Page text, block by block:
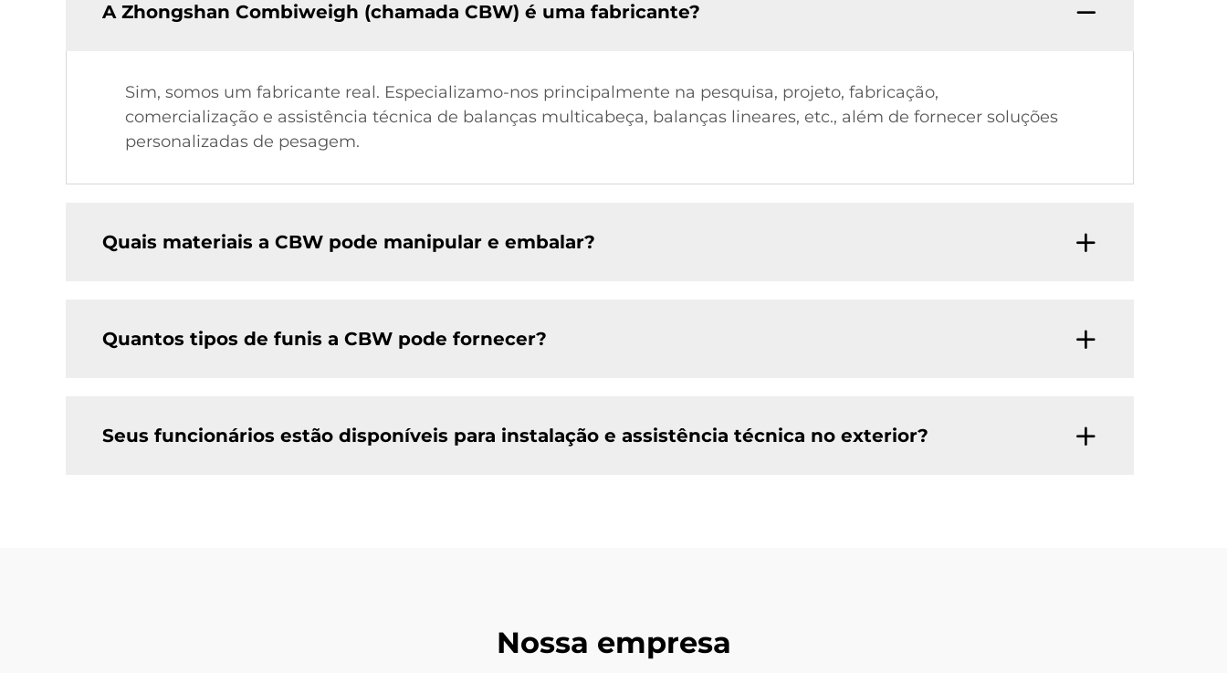
A Zhongshan Combiweigh (chamada CBW) é uma fabricante?
Sim, somos um fabricante real. Especializamo-nos principalmente na pesquisa, projeto, fabricação,
comercialização e assistência técnica de balanças multicabeça, balanças lineares, etc., além de fornecer soluções
personalizadas de pesagem.
Quais materiais a CBW pode manipular e embalar?
Quantos tipos de funis a CBW pode fornecer?
Seus funcionários estão disponíveis para instalação e assistência técnica no exterior?
Nossa empresa